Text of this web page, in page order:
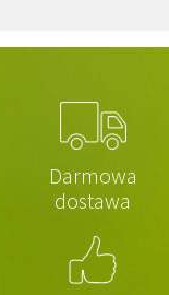
Darmowa
dostawa